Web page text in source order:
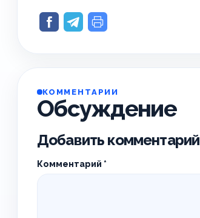
КОММЕНТАРИИ
Обсуждение
Добавить комментарий
Комментарий *